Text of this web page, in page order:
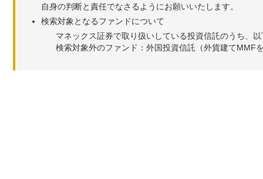
自身の判断と責任でなさるようにお願いいたします。
検索対象となるファンドについて
マネックス証券で取り扱いしている投資信託のうち、
検索対象外のファンド：外国投資信託（外貨建てMMF